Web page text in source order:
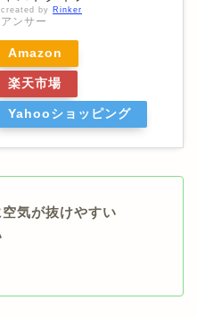
created by Rinker
アンサー
Amazon
楽天市場
Yahooショッピング
気が抜けやすい